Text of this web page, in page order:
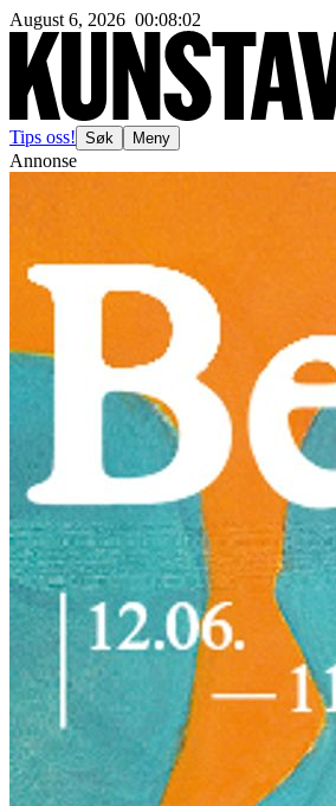
August 6, 2026 00:08:04
Tips oss! Søk Meny
Annonse